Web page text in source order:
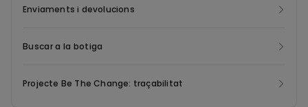
Enviaments i devolucions
Buscar a la botiga
Projecte Be The Change: traçabilitat